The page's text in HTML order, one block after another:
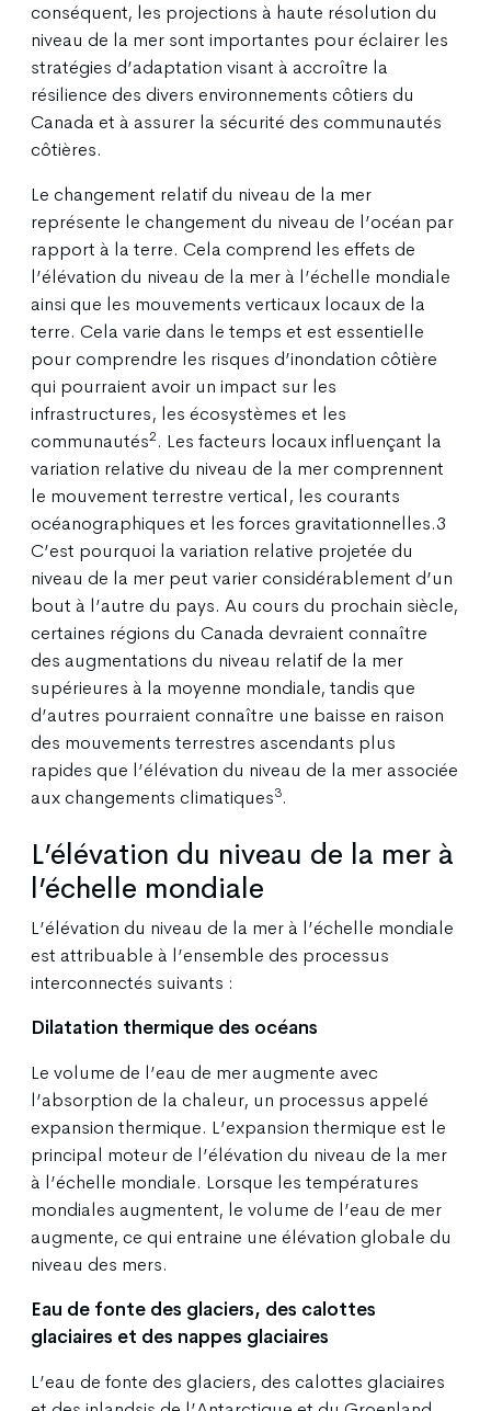
conséquent, les projections à haute résolution du
niveau de la mer sont importantes pour éclairer les
stratégies d’adaptation visant à accroître la
résilience des divers environnements côtiers du
Canada et à assurer la sécurité des communautés
côtières.
Le changement relatif du niveau de la mer
représente le changement du niveau de l’océan par
rapport à la terre. Cela comprend les effets de
l’élévation du niveau de la mer à l’échelle mondiale
ainsi que les mouvements verticaux locaux de la
terre. Cela varie dans le temps et est essentielle
pour comprendre les risques d’inondation côtière
qui pourraient avoir un impact sur les
infrastructures, les écosystèmes et les
communautés2. Les facteurs locaux influençant la
variation relative du niveau de la mer comprennent
le mouvement terrestre vertical, les courants
océanographiques et les forces gravitationnelles.3
C’est pourquoi la variation relative projetée du
niveau de la mer peut varier considérablement d’un
bout à l’autre du pays. Au cours du prochain siècle,
certaines régions du Canada devraient connaître
des augmentations du niveau relatif de la mer
supérieures à la moyenne mondiale, tandis que
d’autres pourraient connaître une baisse en raison
des mouvements terrestres ascendants plus
rapides que l’élévation du niveau de la mer associée
aux changements climatiques3.
L’élévation du niveau de la mer à
l’échelle mondiale
L’élévation du niveau de la mer à l’échelle mondiale
est attribuable à l’ensemble des processus
interconnectés suivants :
Dilatation thermique des océans
Le volume de l’eau de mer augmente avec
l’absorption de la chaleur, un processus appelé
expansion thermique. L’expansion thermique est le
principal moteur de l’élévation du niveau de la mer
à l’échelle mondiale. Lorsque les températures
mondiales augmentent, le volume de l’eau de mer
augmente, ce qui entraine une élévation globale du
niveau des mers.
Eau de fonte des glaciers, des calottes
glaciaires et des nappes glaciaires
L’eau de fonte des glaciers, des calottes glaciaires